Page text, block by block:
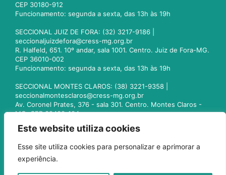
Este website utiliza cookies
Esse site utiliza cookies para personalizar e aprimorar a
experiência.
CEP 30180-912
Funcionamento: segunda a sexta, das 13h às 19h
SECCIONAL JUIZ DE FORA: (32) 3217-9186 |
seccionaljuizdefora@cress-mg.org.br
R. Halfeld, 651. 10º andar, sala 1001. Centro. Juiz de Fora-MG.
CEP 36010-002
Funcionamento: segunda a sexta, das 13h às 19h
SECCIONAL MONTES CLAROS: (38) 3221-9358 |
seccionalmontesclaros@cress-mg.org.br
Av. Coronel Prates, 376 - sala 301. Centro. Montes Claros -
MG. CEP 39400-104
seccionaluberlandia@cress-mg.org.br
Av. Afonso Pena, 547 - sala 101. Uberlândia - MG. CEP